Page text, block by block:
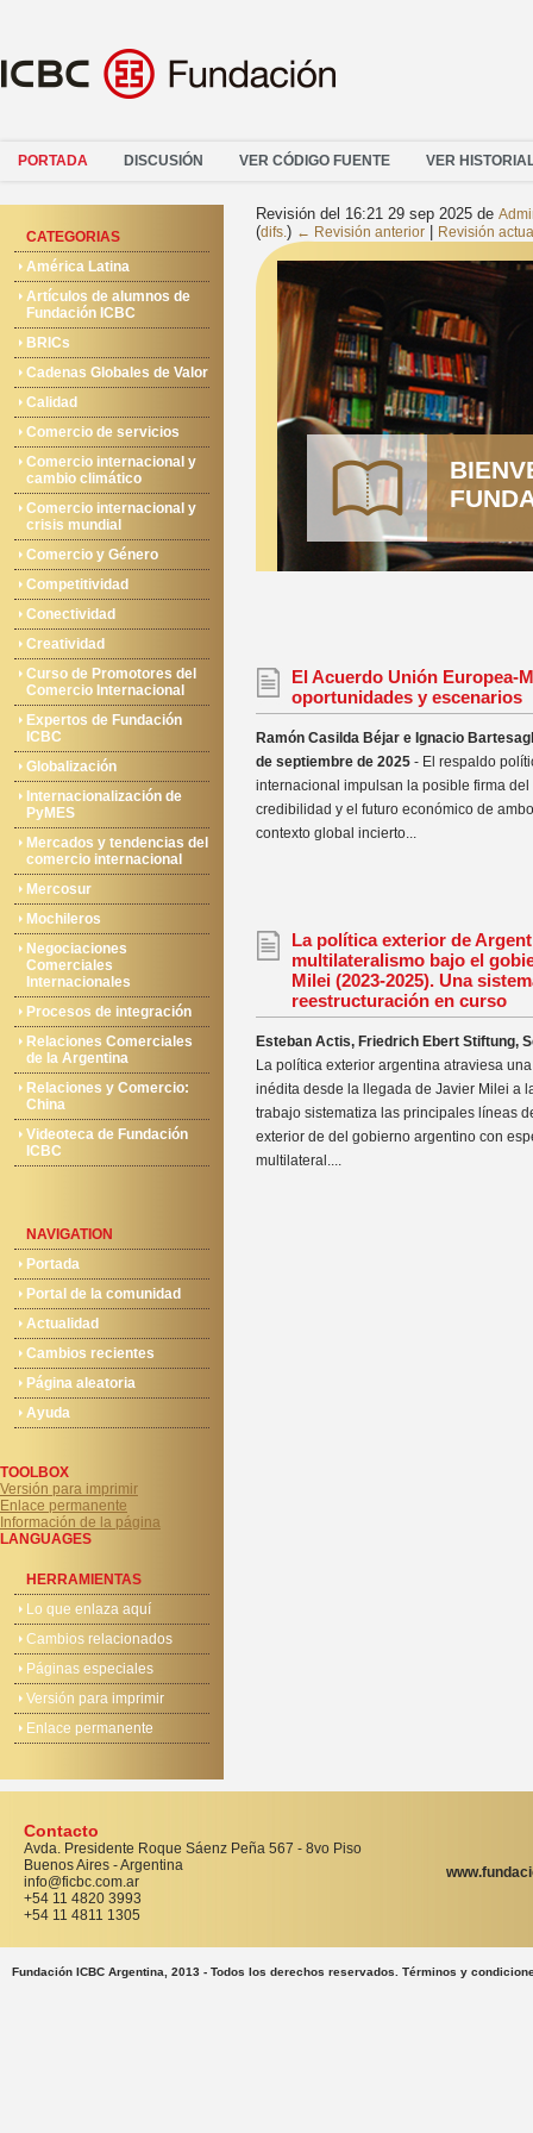
PORTADA DISCUSIÓN VER CÓDIGO FUENTE VER
CATEGORIAS
América Latina
Artículos de alumnos de
Fundación ICBC
BRICs
Cadenas Globales de Valor
Calidad
Comercio de servicios
Comercio internacional y
cambio climático
Comercio internacional y
crisis mundial
Comercio y Género
Competitividad
Conectividad
Creatividad
Curso de Promotores del
Comercio Internacional
Expertos de Fundación
ICBC
Globalización
Internacionalización de
PyMES
Mercados y tendencias del
comercio internacional
Mercosur
Mochileros
Negociaciones
Comerciales
Internacionales
Procesos de integración
Relaciones Comerciales
de la Argentina
Relaciones y Comercio:
China
Videoteca de Fundación
ICBC
NAVIGATION
Portada
Portal de la comunidad
Actualidad
Cambios recientes
Página aleatoria
Ayuda
TOOLBOX
Versión para imprimir
Enlace permanente
Información de la página
LANGUAGES
HERRAMIENTAS
Lo que enlaza aquí
Cambios relacionados
Páginas especiales
Versión para imprimir
Enlace permanente
Revisión del 16:21 29 sep 2025 de
(difs.) ← Revisión anterior Revisión
El Acuerdo Unión Europea-
oportunidades y escenarios
Ramón Casilda Béjar e Ignacio
de septiembre de 2025 - El respaldo
internacional impulsan la posible firma
credibilidad y el futuro económico de
contexto global incierto...
La política exterior de
multilateralismo bajo el
Milei (2023-2025). Una
reestructuración en curso
Esteban Actis, Friedrich Ebert Stiftung,
La política exterior argentina atraviesa
inédita desde la llegada de Javier Milei a
trabajo sistematiza las principales líneas
exterior de del gobierno argentino con
multilateral....
Contacto
Avda. Presidente Roque Sáenz Peña 567 - 8vo Piso
Buenos Aires - Argentina
info@ficbc.com.ar
+54 11 4820 3993
+54 11 4811 1305
Fundación ICBC Argentina, 2013 - Todos los derechos reservados. Términos y